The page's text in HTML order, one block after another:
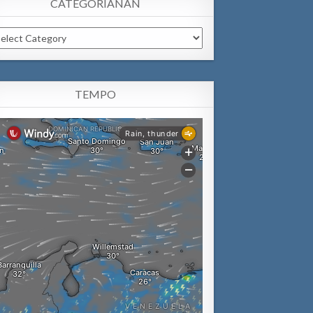
CATEGORIANAN
TEMPO